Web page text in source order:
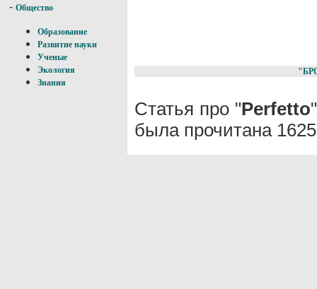
- Общество
Образование
Развитие науки
Ученые
Экология
Знания
Статья про "Perfetto
была прочитана